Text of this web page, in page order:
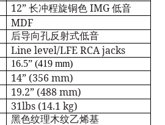
12”长冲程旋铜色 IMG低音
MDF
后导向孔反射式低音
Line level/LFE RCA jacks
16.5” (419 mm)
14” (356 mm)
19.2” (488 mm)
31lbs (14.1 kg)
黑色纹理木纹乙烯基